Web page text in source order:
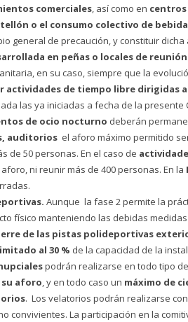
comerciales, así como en centros
o el consumo colectivo de
general de precaución, y constituir
en peñas o locales de
en su caso, siempre que la
actividades de tiempo libre dirigidas
las ya iniciadas a fecha de la presente
de ocio nocturno deberán
auditorios el aforo máximo permitido
de 50 personas. En el caso de
ni reunir más de 400 personas. En la
Aunque la fase 2 permite la
físico manteniendo las debidas
de las pistas polideportivas
al 30 % de la capacidad de la
podrán realizarse en todo tipo
su aforo, y en todo caso un máximo de
. Los velatorios podrán realizarse
convivientes. La participación en la